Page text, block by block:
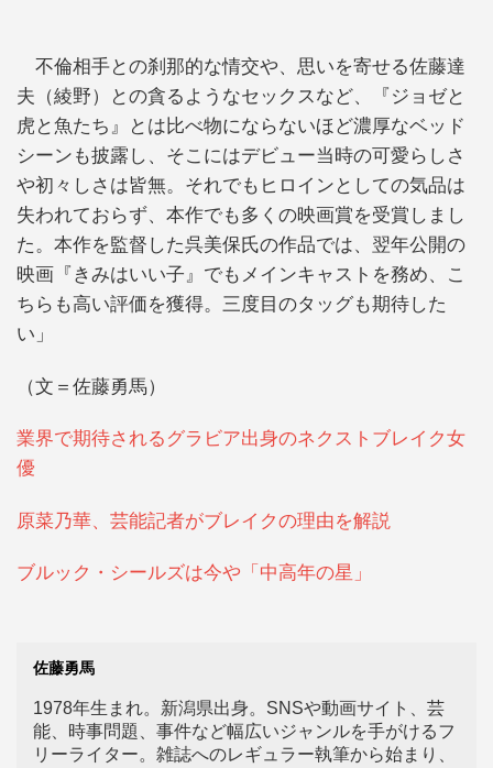
不倫相手との刹那的な情交や、思いを寄せる佐藤達
夫（綾野）との貪るようなセックスなど、『ジョゼと
虎と魚たち』とは比べ物にならないほど濃厚なベッド
シーンも披露し、そこにはデビュー当時の可愛らしさ
や初々しさは皆無。それでもヒロインとしての気品は
失われておらず、本作でも多くの映画賞を受賞しまし
た。本作を監督した呉美保氏の作品では、翌年公開の
映画『きみはいい子』でもメインキャストを務め、こ
ちらも高い評価を獲得。三度目のタッグも期待した
い」
（文＝佐藤勇馬）
業界で期待されるグラビア出身のネクストブレイク女
優
原菜乃華、芸能記者がブレイクの理由を解説
ブルック・シールズは今や「中高年の星」
佐藤勇馬
1978年生まれ。新潟県出身。SNSや動画サイト、芸
能、時事問題、事件など幅広いジャンルを手がけるフ
リーライター。雑誌へのレギュラー執筆から始まり、